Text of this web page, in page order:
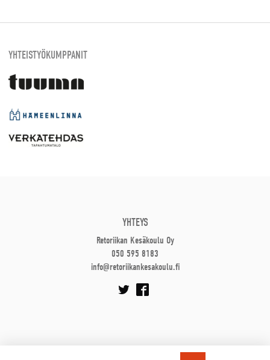
YHTEISTYÖKUMPPANIT
YHTEYS
Retoriikan Kesäkoulu Oy
050 595 8183
info@retoriikankesakoulu.fi